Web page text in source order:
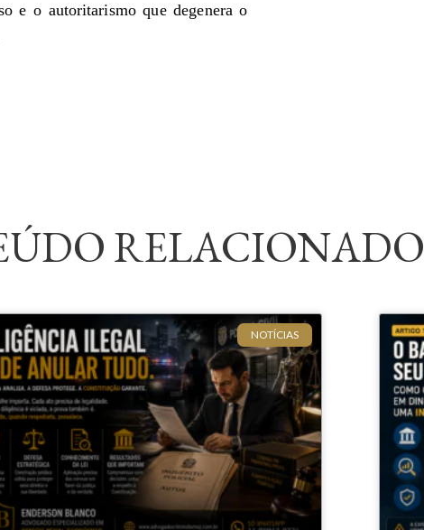
e o autoritarismo que degenera o
RELACIONADO
NOTÍCIAS